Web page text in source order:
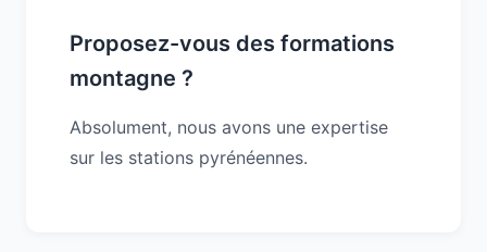
Proposez-vous des formations
montagne ?
Absolument, nous avons une expertise
sur les stations pyrénéennes.